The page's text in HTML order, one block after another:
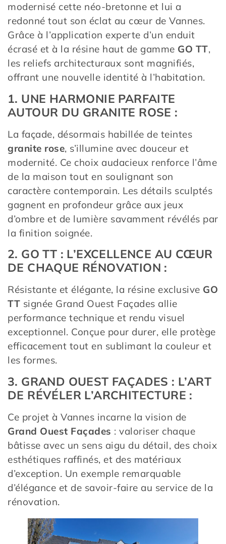
modernisé cette néo-bretonne et lui a
redonné tout son éclat au cœur de Vannes.
Grâce à l’application experte d’un enduit
écrasé et à la résine haut de gamme GO TT,
les reliefs architecturaux sont magnifiés,
offrant une nouvelle identité à l’habitation.
1. UNE HARMONIE PARFAITE
AUTOUR DU GRANITE ROSE :
La façade, désormais habillée de teintes
granite rose, s’illumine avec douceur et
modernité. Ce choix audacieux renforce l’âme
de la maison tout en soulignant son
caractère contemporain. Les détails sculptés
gagnent en profondeur grâce aux jeux
d’ombre et de lumière savamment révélés par
la finition soignée.
2. GO TT : L’EXCELLENCE AU CŒUR
DE CHAQUE RÉNOVATION :
Résistante et élégante, la résine exclusive GO
TT signée Grand Ouest Façades allie
performance technique et rendu visuel
exceptionnel. Conçue pour durer, elle protège
efficacement tout en sublimant la couleur et
les formes.
3. GRAND OUEST FAÇADES : L’ART
DE RÉVÉLER L’ARCHITECTURE :
Ce projet à Vannes incarne la vision de
Grand Ouest Façades : valoriser chaque
bâtisse avec un sens aigu du détail, des choix
esthétiques raffinés, et des matériaux
d’exception. Un exemple remarquable
d’élégance et de savoir-faire au service de la
rénovation.